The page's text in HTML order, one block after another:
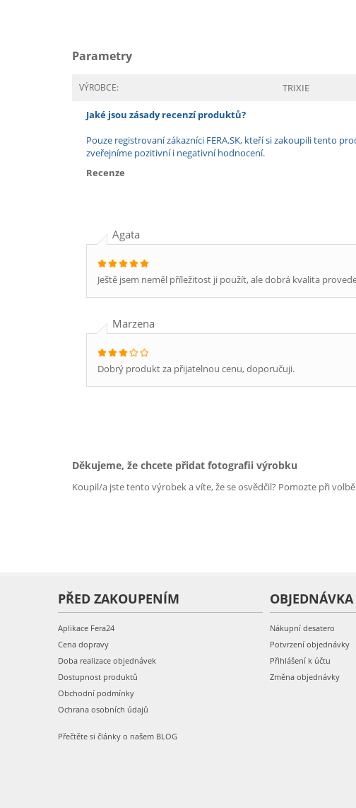
Parametry
VÝROBCE: TRIXIE
Jaké jsou zásady recenzí produktů?
Pouze registrovaní zákazníci FERA.SK, kteří si zakoupili tento
zveřejníme pozitivní i negativní hodnocení.
Recenze
Agata
Ještě jsem neměl příležitost ji použít, ale dobrá kvalita
Marzena
Dobrý produkt za přijatelnou cenu, doporučuji.
Děkujeme, že chcete přidat fotografii výrobku
Koupil/a jste tento výrobek a víte, že se osvědčil? Pomozte při
PŘED ZAKOUPENÍM
Aplikace Fera24
Cena dopravy
Doba realizace objednávek
Dostupnost produktů
Obchodní podmínky
Ochrana osobních údajů
Přečtěte si články o našem BLOG
OBJEDNÁVKA
Nákupní desatero
Potvrzení objednávky
Přihlášení k účtu
Změna objednávky